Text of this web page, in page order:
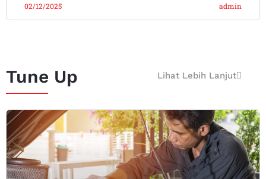
admin
02/12/2025
Tune Up Lihat Lebih Lanjut